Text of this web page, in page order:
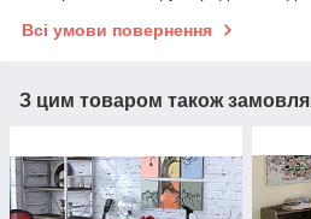
Всі умови повернення
З цим товаром також